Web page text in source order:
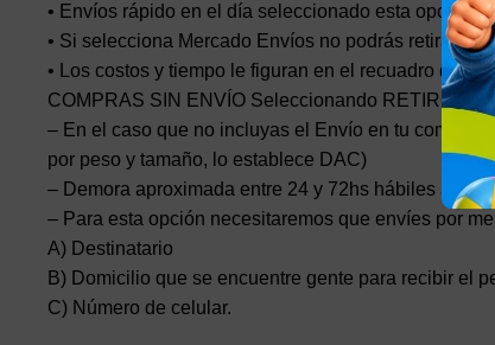
• Envíos rápido en el día seleccionado esta opción
• Si selecciona Mercado Envíos no podrás retirar
• Los costos y tiempo le figuran en el recuadro de la
COMPRAS SIN ENVÍO Seleccionando RETIRO EN
– En el caso que no incluyas el Envío en tu
por peso y tamaño, lo establece DAC)
– Demora aproximada entre 24 y 72hs hábiles a
– Para esta opción necesitaremos que envíes por
A) Destinatario
B) Domicilio que se encuentre gente para recibir el
C) Número de celular.